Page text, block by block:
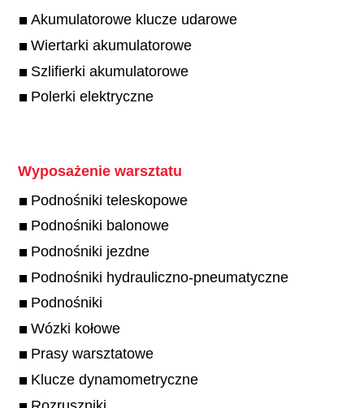
Akumulatorowe klucze udarowe
Wiertarki akumulatorowe
Szlifierki akumulatorowe
Polerki elektryczne
Wyposażenie warsztatu
Podnośniki teleskopowe
Podnośniki balonowe
Podnośniki jezdne
Podnośniki hydrauliczno-pneumatyczne
Podnośniki
Wózki kołowe
Prasy warsztatowe
Klucze dynamometryczne